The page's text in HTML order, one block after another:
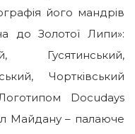
його мандрів
до Золотої Липи»:
Гусятинський,
Чортківський
Docudays
Майдану – палаюче